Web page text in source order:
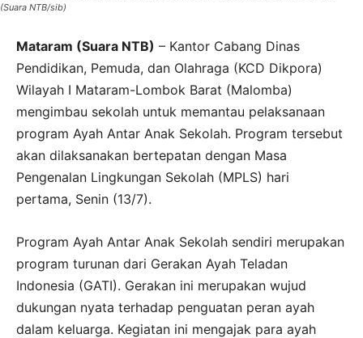
(Suara NTB/sib)
Mataram (Suara NTB) – Kantor Cabang Dinas
Pendidikan, Pemuda, dan Olahraga (KCD Dikpora)
Wilayah I Mataram-Lombok Barat (Malomba)
mengimbau sekolah untuk memantau pelaksanaan
program Ayah Antar Anak Sekolah. Program tersebut
akan dilaksanakan bertepatan dengan Masa
Pengenalan Lingkungan Sekolah (MPLS) hari
pertama, Senin (13/7).
Program Ayah Antar Anak Sekolah sendiri merupakan
program turunan dari Gerakan Ayah Teladan
Indonesia (GATI). Gerakan ini merupakan wujud
dukungan nyata terhadap penguatan peran ayah
dalam keluarga. Kegiatan ini mengajak para ayah